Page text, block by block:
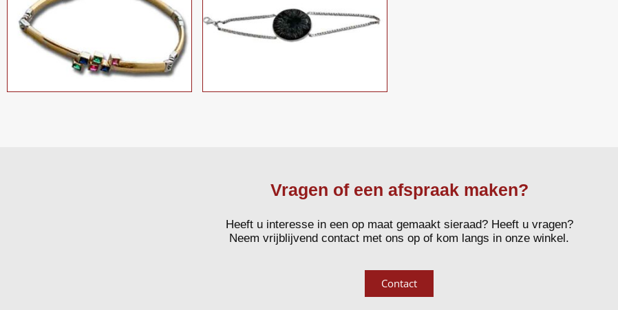
Vragen of een afspraak maken?
Heeft u interesse in een op maat gemaakt sieraad? Heeft u vragen?
Neem vrijblijvend contact met ons op of kom langs in onze winkel.
Contact